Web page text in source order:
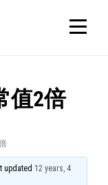
值2倍
updated 12 years, 4